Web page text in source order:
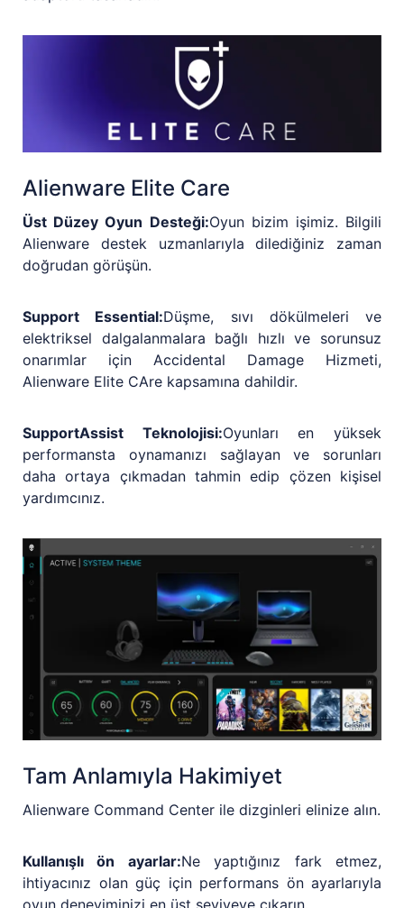
Alienware Elite Care
Üst Düzey Oyun Desteği:Oyun bizim işimiz. Bilgili
Alienware destek uzmanlarıyla dilediğiniz zaman
doğrudan görüşün.
Support Essential:Düşme, sıvı dökülmeleri ve
elektriksel dalgalanmalara bağlı hızlı ve sorunsuz
onarımlar için Accidental Damage Hizmeti,
Alienware Elite CAre kapsamına dahildir.
SupportAssist Teknolojisi:Oyunları en yüksek
performansta oynamanızı sağlayan ve sorunları
daha ortaya çıkmadan tahmin edip çözen kişisel
yardımcınız.
Tam Anlamıyla Hakimiyet
Alienware Command Center ile dizginleri elinize alın.
Kullanışlı ön ayarlar:Ne yaptığınız fark etmez,
ihtiyacınız olan güç için performans ön ayarlarıyla
oyun deneyiminizi en üst seviyeye çıkarın.